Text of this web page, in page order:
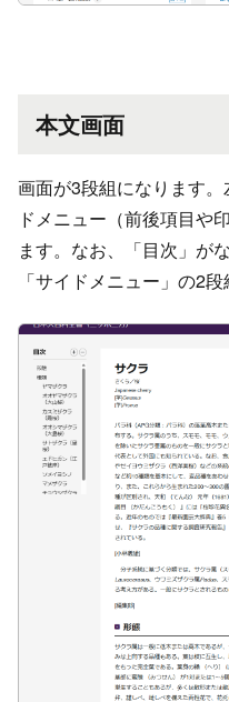
本文画面
画面が3段組になります
ドメニュー（前後項目や
ます。なお、「目次」が
「サイドメニュー」の2段